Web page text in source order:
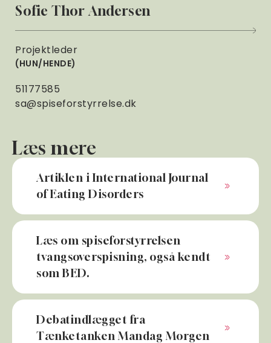
Sofie Thor Andersen
Projektleder
HUN/HENDE
51177585
sa@spiseforstyrrelse.dk
Læs mere
Artiklen i International Journal
of Eating Disorders
Læs om spiseforstyrrelsen
tvangsoverspisning, også kendt
som BED.
Debatindlægget fra
Tænketanken Mandag Morgen